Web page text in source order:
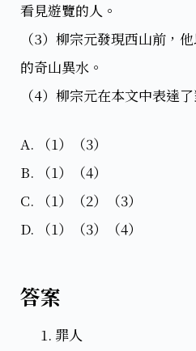
看見遊覽的人。
（3）柳宗元發現西山前，
的奇山異水。
（4）柳宗元在本文中表達
A. （1）（3）
B. （1）（4）
C. （1）（2）（3）
D. （1）（3）（4）
答案
罪人